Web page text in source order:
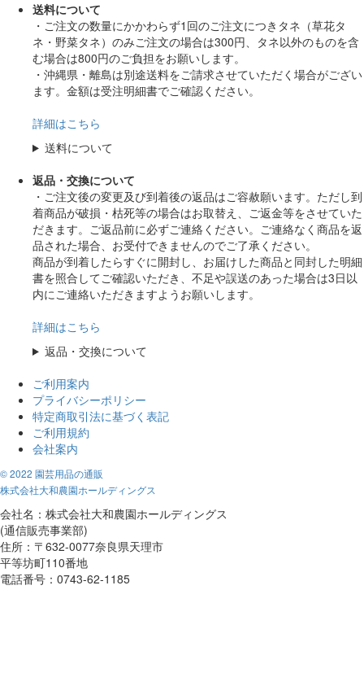
送料について
・ご注文の数量にかかわらず1回のご注文につきタネ（草花タ
ネ・野菜タネ）のみご注文の場合は300円、タネ以外のものを含
む場合は800円のご負担をお願いします。
・沖縄県・離島は別途送料をご請求させていただく場合がござい
ます。金額は受注明細書でご確認ください。
詳細はこちら
送料について
返品・交換について
・ご注文後の変更及び到着後の返品はご容赦願います。ただし到
着商品が破損・枯死等の場合はお取替え、ご返金等をさせていた
だきます。ご返品前に必ずご連絡ください。ご連絡なく商品を返
品された場合、お受付できませんのでご了承ください。
商品が到着したらすぐに開封し、お届けした商品と同封した明細
書を照合してご確認いただき、不足や誤送のあった場合は3日以
内にご連絡いただきますようお願いします。
詳細はこちら
返品・交換について
ご利用案内
プライバシーポリシー
特定商取引法に基づく表記
ご利用規約
会社案内
© 2022 園芸用品の通販
株式会社大和農園ホールディングス
会社名：株式会社大和農園ホールディングス
(通信販売事業部)
住所：〒632-0077奈良県天理市
平等坊町110番地
電話番号：0743-62-1185